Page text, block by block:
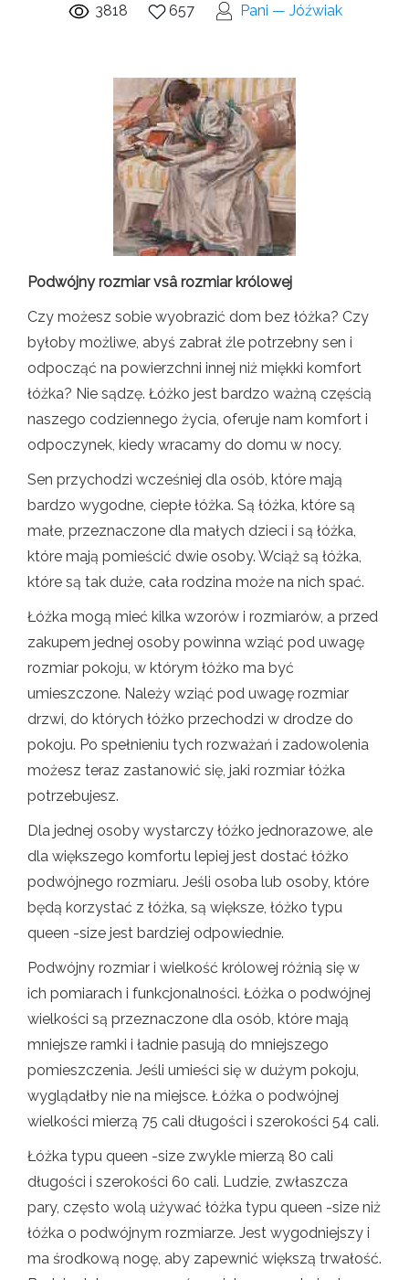
3818 657 Pani — Jóźwiak
Podwójny rozmiar vsâ rozmiar królowej
Czy możesz sobie wyobrazić dom bez łóżka? Czy
byłoby możliwe, abyś zabrał źle potrzebny sen i
odpocząć na powierzchni innej niż miękki komfort
łóżka? Nie sądzę. Łóżko jest bardzo ważną częścią
naszego codziennego życia, oferuje nam komfort i
odpoczynek, kiedy wracamy do domu w nocy.
Sen przychodzi wcześniej dla osób, które mają
bardzo wygodne, ciepłe łóżka. Są łóżka, które są
małe, przeznaczone dla małych dzieci i są łóżka,
które mają pomieścić dwie osoby. Wciąż są łóżka,
które są tak duże, cała rodzina może na nich spać.
Łóżka mogą mieć kilka wzorów i rozmiarów, a przed
zakupem jednej osoby powinna wziąć pod uwagę
rozmiar pokoju, w którym łóżko ma być
umieszczone. Należy wziąć pod uwagę rozmiar
drzwi, do których łóżko przechodzi w drodze do
pokoju. Po spełnieniu tych rozważań i zadowolenia
możesz teraz zastanowić się, jaki rozmiar łóżka
potrzebujesz.
Dla jednej osoby wystarczy łóżko jednorazowe, ale
dla większego komfortu lepiej jest dostać łóżko
podwójnego rozmiaru. Jeśli osoba lub osoby, które
będą korzystać z łóżka, są większe, łóżko typu
queen -size jest bardziej odpowiednie.
Podwójny rozmiar i wielkość królowej różnią się w
ich pomiarach i funkcjonalności. Łóżka o podwójnej
wielkości są przeznaczone dla osób, które mają
mniejsze ramki i ładnie pasują do mniejszego
pomieszczenia. Jeśli umieści się w dużym pokoju,
wyglądałby nie na miejsce. Łóżka o podwójnej
wielkości mierzą 75 cali długości i szerokości 54 cali.
Łóżka typu queen -size zwykle mierzą 80 cali
długości i szerokości 60 cali. Ludzie, zwłaszcza
pary, często wolą używać łóżka typu queen -size niż
łóżka o podwójnym rozmiarze. Jest wygodniejszy i
ma środkową nogę, aby zapewnić większą trwałość.